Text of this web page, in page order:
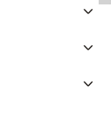
›
›
›